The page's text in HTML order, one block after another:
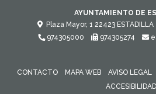
AYUNTAMIENTO DE
Plaza Mayor, 1 22423 ESTADILLA
974305000
974305274
CONTACTO MAPA WEB AVISO LEGAL
ACCESIBILIDAD